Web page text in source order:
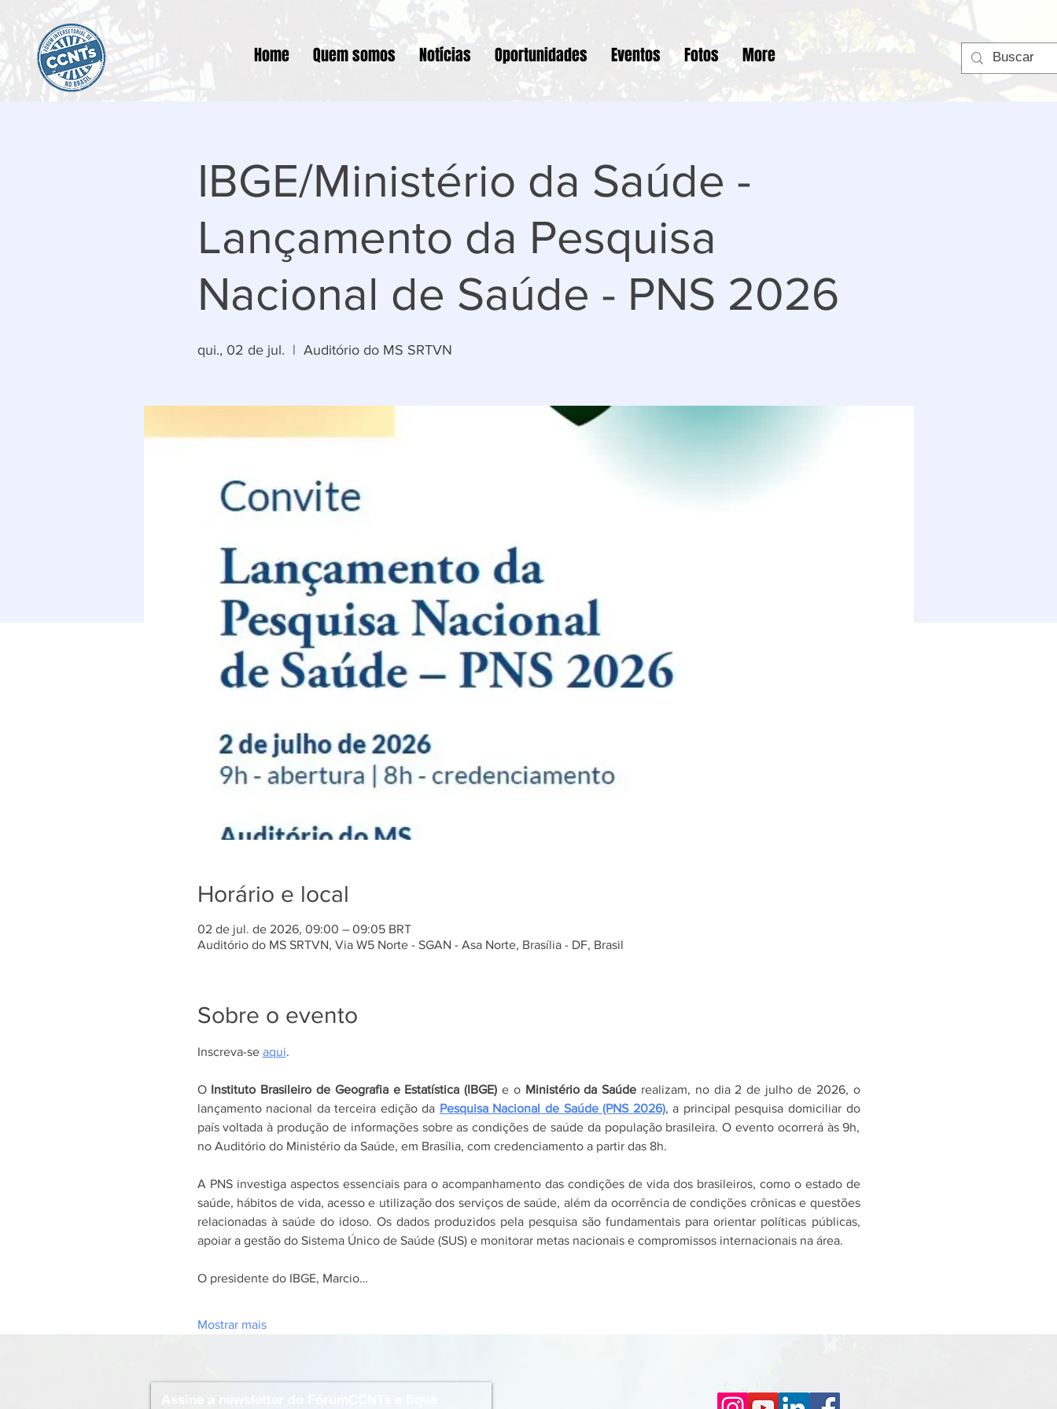
Home Quem somos Notícias Oportunidades Eventos Fotos More
IBGE/Ministério da Saúde -
Lançamento da Pesquisa
Nacional de Saúde - PNS 2026
qui., 02 de jul.
  |
Auditório do MS SRTVN
Horário e local
02 de jul. de 2026, 09:00 – 09:05 BRT
Auditório do MS SRTVN, Via W5 Norte - SGAN - Asa Norte, Brasília - DF, Brasil
Sobre o evento
Inscreva-se aqui.
O Instituto Brasileiro de Geografia e Estatística (IBGE) e o Ministério da Saúde realizam, no dia 2 de julho de 2026, o
lançamento nacional da terceira edição da Pesquisa Nacional de Saúde (PNS 2026), a principal pesquisa domiciliar do
país voltada à produção de informações sobre as condições de saúde da população brasileira. O evento ocorrerá às 9h,
no Auditório do Ministério da Saúde, em Brasília, com credenciamento a partir das 8h.
A PNS investiga aspectos essenciais para o acompanhamento das condições de vida dos brasileiros, como o estado de
saúde, hábitos de vida, acesso e utilização dos serviços de saúde, além da ocorrência de condições crônicas e questões
relacionadas à saúde do idoso. Os dados produzidos pela pesquisa são fundamentais para orientar políticas públicas,
apoiar a gestão do Sistema Único de Saúde (SUS) e monitorar metas nacionais e compromissos internacionais na área.
O presidente do IBGE, Marcio…
Mostrar mais